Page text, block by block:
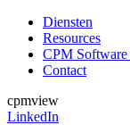
Diensten
Resources
CPM Software
Contact
cpmview
LinkedIn